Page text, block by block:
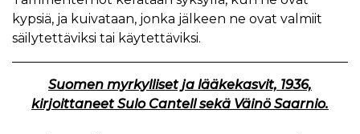
kypsiä, ja kuivataan, jonka jälkeen ne ovat valmiit
säilytettäviksi tai käytettäviksi.
Suomen myrkylliset ja lääkekasvit, 1936,
kirjoittaneet Sulo Cantell sekä Väinö Saarnio.